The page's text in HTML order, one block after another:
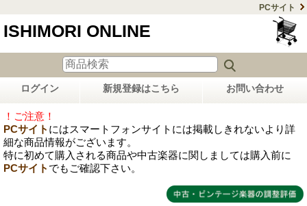
PCサイト
ISHIMORI ONLINE
ログイン 新規登録はこちら お問い合わせ
！ご注意！
PCサイト にはスマートフォンサイトには掲載しきれないより詳
細な商品情報がございます。
特に初めて購入される商品や中古楽器に関しましては購入前に
PCサイト でもご確認下さい。